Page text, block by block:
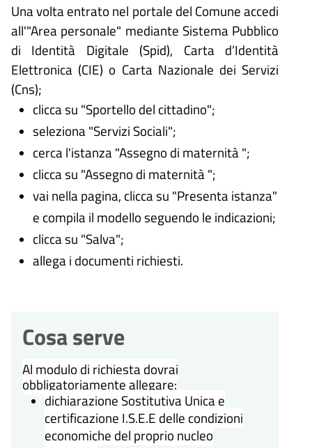
Una volta entrato nel portale del Comune accedi
all'"Area personale" mediante Sistema Pubblico
di Identità Digitale (Spid), Carta d’Identità
Elettronica (CIE) o Carta Nazionale dei Servizi
(Cns);
clicca su "Sportello del cittadino";
seleziona "Servizi Sociali";
cerca l'istanza "Assegno di maternità ";
clicca su "Assegno di maternità ";
vai nella pagina, clicca su "Presenta istanza"
e compila il modello seguendo le indicazioni;
clicca su "Salva";
allega i documenti richiesti.
Cosa serve
Al modulo di richiesta dovrai
obbligatoriamente allegare:
dichiarazione Sostitutiva Unica e
certificazione I.S.E.E delle condizioni
economiche del proprio nucleo